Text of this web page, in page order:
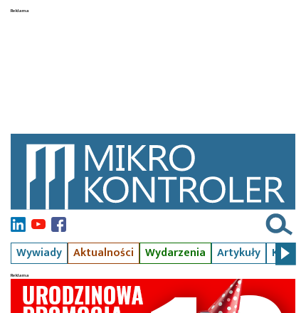
Wywiady Aktualności Wydarzenia Artykuły Kursy